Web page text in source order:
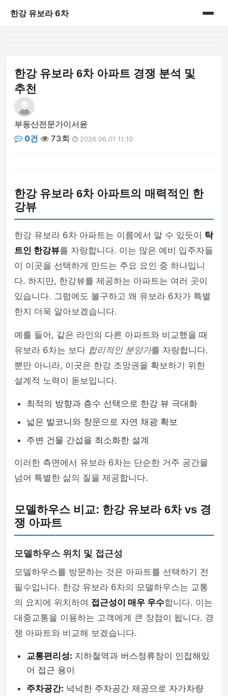
한강 유보라 6차
한강 유보라 6차 아파트 경쟁 분석 및
추천
부동산전문가이서윤
0건
73회 2026.06.01 11:10
한강 유보라 6차 아파트의 매력적인 한
강뷰
한강 유보라 6차 아파트는 이름에서 알 수 있듯이 탁
트인 한강뷰를 자랑합니다. 이는 많은 예비 입주자들
이 이곳을 선택하게 만드는 주요 요인 중 하나입니
다. 하지만, 한강뷰를 제공하는 아파트는 여러 곳이
있습니다. 그럼에도 불구하고 왜 유보라 6차가 특별
한지 더욱 알아보겠습니다.
예를 들어, 같은 라인의 다른 아파트와 비교했을 때
유보라 6차는 보다 합리적인 분양가를 자랑합니다.
뿐만 아니라, 이곳은 한강 조망권을 확보하기 위한
설계적 노력이 돋보입니다.
최적의 방향과 층수 선택으로 한강 뷰 극대화
넓은 발코니와 창문으로 자연 채광 확보
주변 건물 간섭을 최소화한 설계
이러한 측면에서 유보라 6차는 단순한 거주 공간을
넘어 특별한 삶의 질을 제공합니다.
모델하우스 비교: 한강 유보라 6차 vs 경
쟁 아파트
모델하우스 위치 및 접근성
모델하우스를 방문하는 것은 아파트를 선택하기 전
필수입니다. 한강 유보라 6차의 모델하우스는 교통
의 요지에 위치하여 접근성이 매우 우수합니다. 이는
대중교통을 이용하는 고객에게 큰 장점이 됩니다. 경
쟁 아파트와 비교해 보겠습니다.
교통편리성: 지하철역과 버스정류장이 인접해있
어 접근 용이
주차공간: 넉넉한 주차공간 제공으로 자가차량